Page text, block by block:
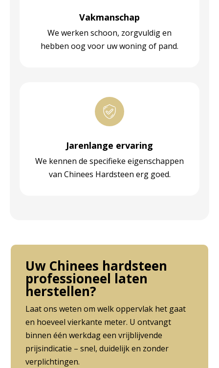
Vakmanschap
We werken schoon, zorgvuldig en
hebben oog voor uw woning of pand.
Jarenlange ervaring
We kennen de specifieke eigenschappen
van Chinees Hardsteen erg goed.
Uw Chinees hardsteen
professioneel laten
herstellen?
Laat ons weten om welk oppervlak het gaat
en hoeveel vierkante meter. U ontvangt
binnen één werkdag een vrijblijvende
prijsindicatie – snel, duidelijk en zonder
verplichtingen.